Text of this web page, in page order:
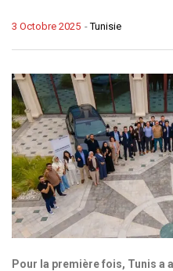
-Tunisie
3 Octobre 2025
Pour la première fois, Tunis a